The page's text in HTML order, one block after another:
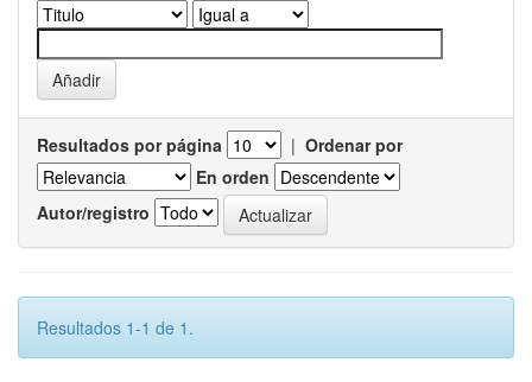
Resultados por página | Ordenar por
En orden
Autor/registro
Resultados 1-1 de 1.